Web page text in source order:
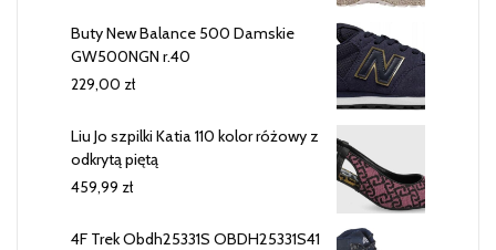
Buty New Balance 500 Damskie
GW500NGN r.40
229,00 zł
Liu Jo szpilki Katia 110 kolor różowy z
odkrytą piętą
459,99 zł
4F Trek Obdh25331S OBDH25331S41